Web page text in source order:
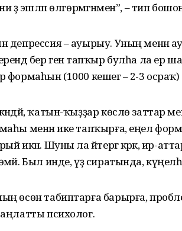
ҙә эшләп өлгөрмәгәнмен”, – тип
депрессия – ауырыу. Уның менән
бер генә тапҡыр булһа ла ер
формаһын (1000 кешегә – 2-3
ҡатын-ҡыҙҙар көслө заттар
менән ике тапҡырға, еңел
икән. Шуны ла әйтергә кәрәк, ир-
Был инде, үҙ сиратында,
өсөн табиптарға барырға,
психолог.